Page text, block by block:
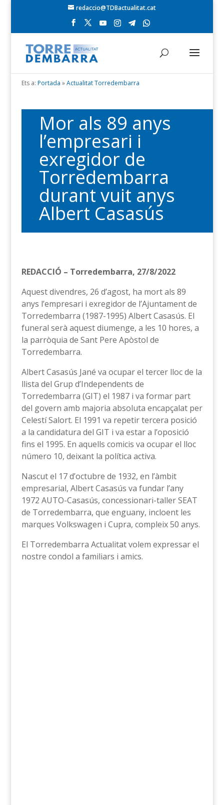
redaccio@TDBactualitat.cat
Ets a: Portada »Actualitat Torredembarra
Mor als 89 anys
l’empresari i
exregidor de
Torredembarra
durant vuit anys
Albert Casasús
REDACCIÓ – Torredembarra, 27/8/2022
Aquest divendres, 26 d’agost, ha mort als 89
anys l’empresari i exregidor de l’Ajuntament de
Torredembarra (1987-1995) Albert Casasús. El
funeral serà aquest diumenge, a les 10 hores, a
la parròquia de Sant Pere Apòstol de
Torredembarra.
Albert Casasús Jané va ocupar el tercer lloc de la
llista del Grup d’Independents de
Torredembarra (GIT) el 1987 i va formar part
del govern amb majoria absoluta encapçalat per
Celestí Salort. El 1991 va repetir tercera posició
a la candidatura del GIT i va estar a l’oposició
fins el 1995. En aquells comicis va ocupar el lloc
número 10, deixant la política activa.
Nascut el 17 d’octubre de 1932, en l’àmbit
empresarial, Albert Casasús va fundar l’any
1972 AUTO-Casasús, concessionari-taller SEAT
de Torredembarra, que enguany, incloent les
marques Volkswagen i Cupra, compleix 50 anys.
El Torredembarra Actualitat volem expressar el
nostre condol a familiars i amics.